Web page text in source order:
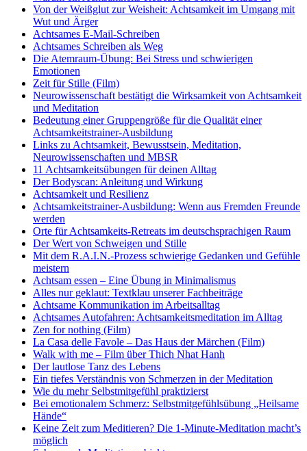
Von der Weißglut zur Weisheit: Achtsamkeit im Umgang mit
Wut und Ärger
Achtsames E-Mail-Schreiben
Achtsames Schreiben als Weg
Die Atemraum-Übung: Bei Stress und schwierigen
Emotionen
Zeit für Stille (Film)
Neurowissenschaft bestätigt die Wirksamkeit von Achtsamkeit
und Meditation
Bedeutung einer Gruppengröße für die Qualität einer
Achtsamkeitstrainer-Ausbildung
Links zu Achtsamkeit, Bewusstsein, Meditation,
Neurowissenschaften und MBSR
11 Achtsamkeitsübungen für deinen Alltag
Der Bodyscan: Anleitung und Wirkung
Achtsamkeit und Resilienz
Achtsamkeitstrainer-Ausbildung: Wenn aus Fremden Freunde
werden
Orte für Achtsamkeits-Retreats im deutschsprachigen Raum
Der Wert von Schweigen und Stille
Mit dem R.A.I.N.-Prozess schwierige Gedanken und Gefühle
meistern
Achtsam essen – Eine Übung in Minimalismus
Alles nur geklaut: Textklau unserer Fachbeiträge
Achtsame Kommunikation im Arbeitsalltag
Achtsames Autofahren: Achtsamkeitsmeditation im Alltag
Zen for nothing (Film)
La Casa delle Favole – Das Haus der Märchen (Film)
Walk with me – Film über Thich Nhat Hanh
Der lautlose Tanz des Lebens
Ein tiefes Verständnis von Schmerzen in der Meditation
Wie du mehr Selbstmitgefühl praktizierst
Bei emotionalem Schmerz: Selbstmitgefühlsübung „Heilsame
Hände“
Keine Zeit zum Meditieren? Die 1-Minute-Meditation macht’s
möglich